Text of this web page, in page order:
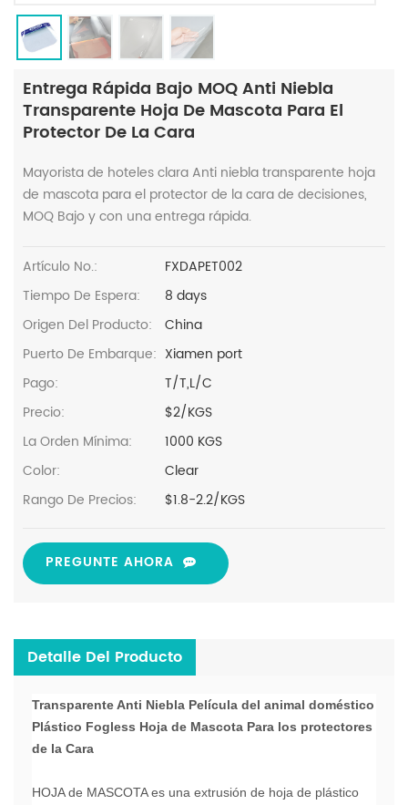
Entrega Rápida Bajo MOQ Anti Niebla
Transparente Hoja De Mascota Para El
Protector De La Cara
Mayorista de hoteles clara Anti niebla transparente hoja
de mascota para el protector de la cara de decisiones,
MOQ Bajo y con una entrega rápida.
Artículo No.:
FXDAPET002
Tiempo De Espera:
8 days
Origen Del Producto:
China
Puerto De Embarque: Xiamen port
Pago:
T/T,L/C
Precio:
$2/KGS
La Orden Mínima:
1000 KGS
Color:
Clear
Rango De Precios:
$1.8-2.2/KGS
PREGUNTE AHORA
Detalle Del Producto
Transparente Anti Niebla Película del animal doméstico
Plástico Fogless Hoja de Mascota Para los protectores
de la Cara
HOJA de MASCOTA es una extrusión de hoja de plástico